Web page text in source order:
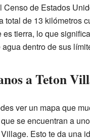
de Estados
total de 13 kilómetros
es tierra, lo que
dentro de sus
a Teton
ver un mapa que
se encuentran a
Esto te da una